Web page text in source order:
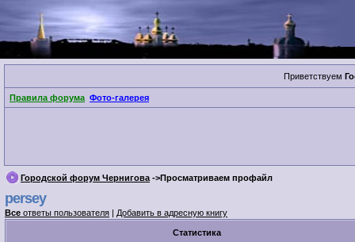
Приветствуем
Правила форума Фото-галерея
Городской форум Чернигова ->Просматриваем профайл
persey
Все ответы пользователя | Добавить в адресную книгу
Cтатистика